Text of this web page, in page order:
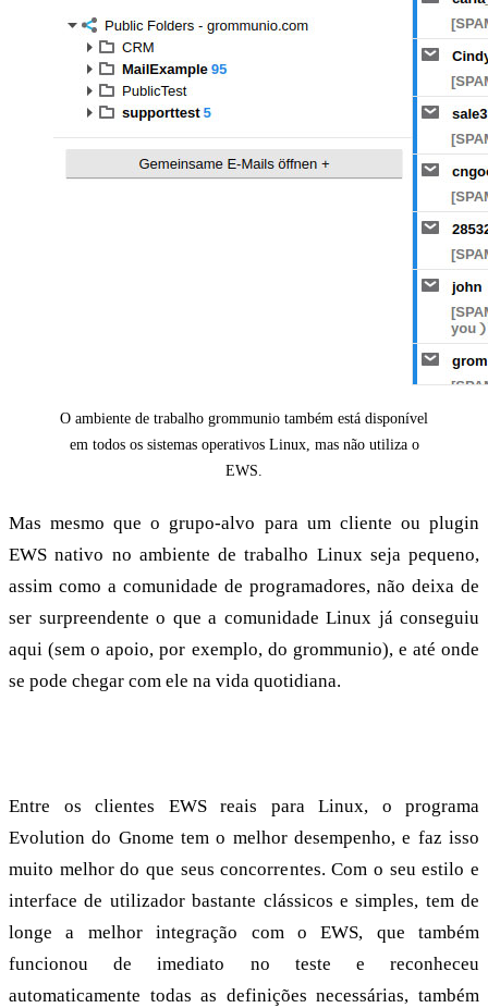
O ambiente de trabalho grommunio também está disponível
em todos os sistemas operativos Linux, mas não utiliza o
EWS.
Mas mesmo que o grupo-alvo para um cliente ou plugin
EWS nativo no ambiente de trabalho Linux seja pequeno,
assim como a comunidade de programadores, não deixa de
ser surpreendente o que a comunidade Linux já conseguiu
aqui (sem o apoio, por exemplo, do grommunio), e até onde
se pode chegar com ele na vida quotidiana.
Entre os clientes EWS reais para Linux, o programa
Evolution do Gnome tem o melhor desempenho, e faz isso
muito melhor do que seus concorrentes. Com o seu estilo e
interface de utilizador bastante clássicos e simples, tem de
longe a melhor integração com o EWS, que também
funcionou de imediato no teste e reconheceu
automaticamente todas as definições necessárias, também